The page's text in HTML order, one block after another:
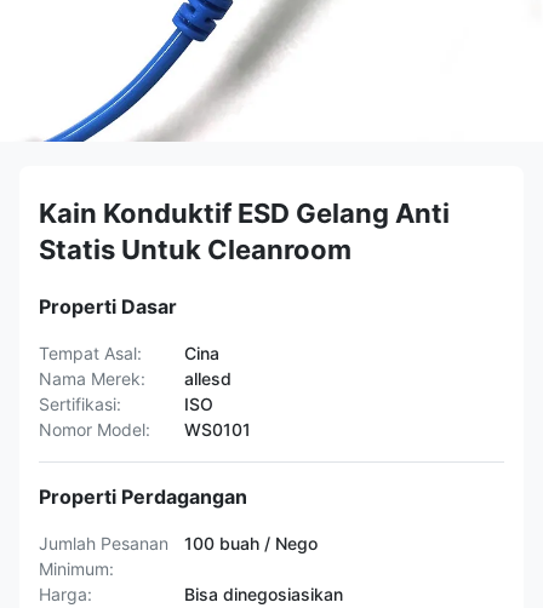
Kain Konduktif ESD Gelang Anti
Statis Untuk Cleanroom
Properti Dasar
Tempat Asal:
Cina
Nama Merek:
allesd
Sertifikasi:
ISO
Nomor Model:
WS0101
Properti Perdagangan
Jumlah Pesanan
Minimum:
100 buah / Nego
Harga:
Bisa dinegosiasikan